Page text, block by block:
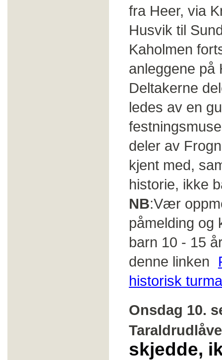
fra Heer, via
Husvik til
Kaholmen
anleggene på
Deltakerne
ledes av en
deler av
kjent med,
historie, ikke
NB:Vær
påmelding og
barn 10 - 15
denne linken
historisk
Onsdag 10.
skjedde,